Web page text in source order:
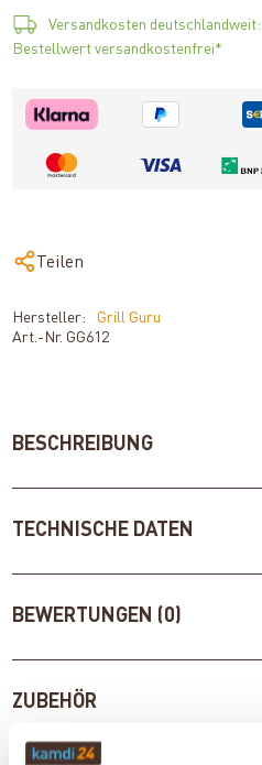
Versandkosten deutschlandweit:
Bestellwert versandkostenfrei*
Teilen
Hersteller:
Grill Guru
Art.-Nr. GG612
BESCHREIBUNG
TECHNISCHE DATEN
BEWERTUNGEN (0)
ZUBEHÖR